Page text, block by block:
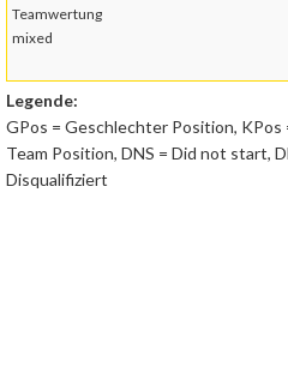
Teamwertung
mixed
Legende:
GPos = Geschlechter Position,
Team Position, DNS = Did not start,
Disqualifiziert